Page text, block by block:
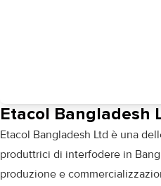
Etacol Bangladesh
Etacol Bangladesh Ltd è una
produttrici di interfodere in
produzione e